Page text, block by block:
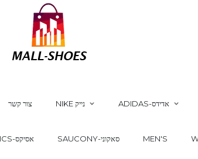
צור קשר NIKE נייק ADIDAS-אדידס
ASICS-אסיקס SAUCONY-סאקוני MEN'S